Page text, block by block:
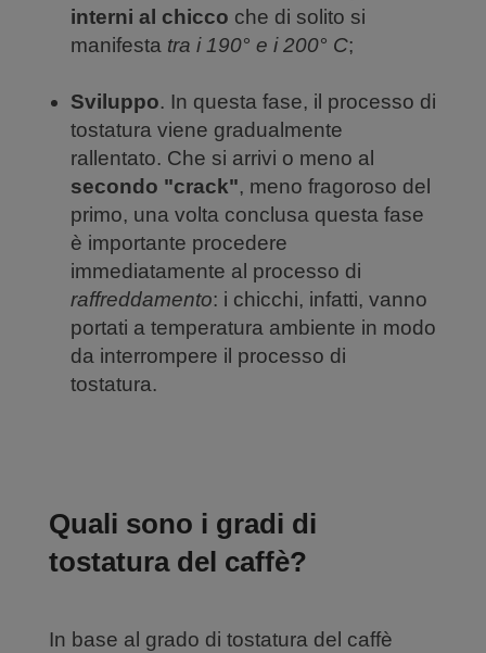
interni al chicco che di solito si
manifesta tra i 190° e i 200° C;
Sviluppo. In questa fase, il processo di
tostatura viene gradualmente
rallentato. Che si arrivi o meno al
secondo "crack", meno fragoroso del
primo, una volta conclusa questa fase
è importante procedere
immediatamente al processo di
raffreddamento: i chicchi, infatti, vanno
portati a temperatura ambiente in modo
da interrompere il processo di
tostatura.
Quali sono i gradi di
tostatura del caffè?
In base al grado di tostatura del caffè